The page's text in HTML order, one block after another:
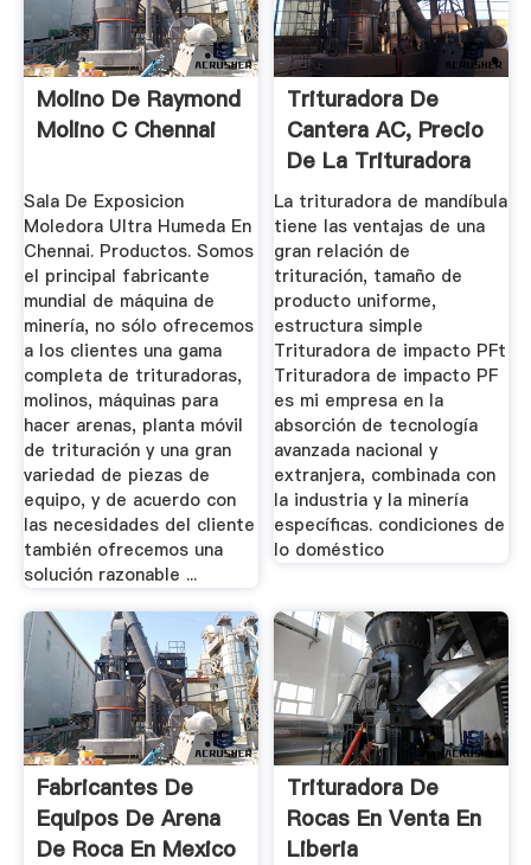
Molino De Raymond
Molino C Chennai
Sala De Exposicion
Moledora Ultra Humeda En
Chennai. Productos. Somos
el principal fabricante
mundial de máquina de
minería, no sólo ofrecemos
a los clientes una gama
completa de trituradoras,
molinos, máquinas para
hacer arenas, planta móvil
de trituración y una gran
variedad de piezas de
equipo, y de acuerdo con
las necesidades del cliente
también ofrecemos una
solución razonable ...
Trituradora De
Cantera AC, Precio
De La Trituradora
De ...
La trituradora de mandíbula
tiene las ventajas de una
gran relación de
trituración, tamaño de
producto uniforme,
estructura simple
Trituradora de impacto PFt
Trituradora de impacto PF
es mi empresa en la
absorción de tecnología
avanzada nacional y
extranjera, combinada con
la industria y la minería
específicas. condiciones de
lo doméstico
Fabricantes De
Equipos De Arena
De Roca En Mexico
Trituradora De
Rocas En Venta En
Liberia